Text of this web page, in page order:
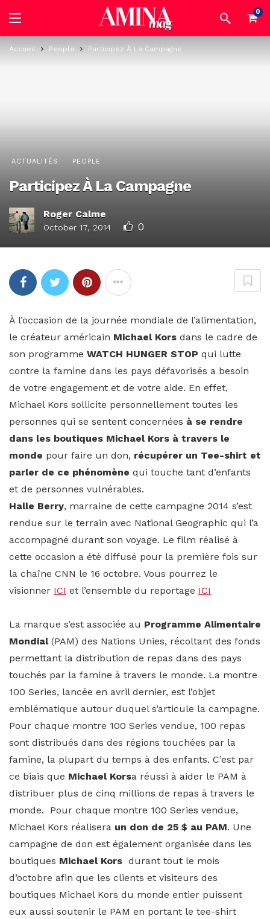
0
Accueil People Participez À La Campagne
ACTUALITÉS PEOPLE
Participez À La Campagne
Roger Calme
October 17, 2014 0
À l’occasion de la journée mondiale de l’alimentation,
le créateur américain Michael Kors dans le cadre de
son programme WATCH HUNGER STOP qui lutte
contre la famine dans les pays défavorisés a besoin
de votre engagement et de votre aide. En effet,
Michael Kors sollicite personnellement toutes les
personnes qui se sentent concernées à se rendre
dans les boutiques Michael Kors à travers le
monde pour faire un don, récupérer un Tee-shirt et
parler de ce phénomène qui touche tant d’enfants
et de personnes vulnérables.
Halle Berry, marraine de cette campagne 2014 s’est
rendue sur le terrain avec National Geographic qui l’a
accompagné durant son voyage. Le film réalisé à
cette occasion a été diffusé pour la première fois sur
la chaîne CNN le 16 octobre. Vous pourrez le
visionner ICI et l’ensemble du reportage ICI
La marque s’est associée au Programme Alimentaire
Mondial(PAM) des Nations Unies, récoltant des fonds
permettant la distribution de repas dans des pays
touchés par la famine à travers le monde. La montre
100 Series, lancée en avril dernier, est l’objet
emblématique autour duquel s’articule la campagne.
Pour chaque montre 100 Series vendue, 100 repas
sont distribués dans des régions touchées par la
famine, la plupart du temps à des enfants. C’est par
ce biais que Michael Korsa réussi à aider le PAM à
distribuer plus de cinq millions de repas à travers le
monde. Pour chaque montre 100 Series vendue,
Michael Kors réalisera un don de 25 $ au PAM. Une
campagne de don est également organisée dans les
boutiques Michael Kors durant tout le mois
d’octobre afin que les clients et visiteurs des
boutiques Michael Kors du monde entier puissent
eux aussi soutenir le PAM en portant le tee-shirt